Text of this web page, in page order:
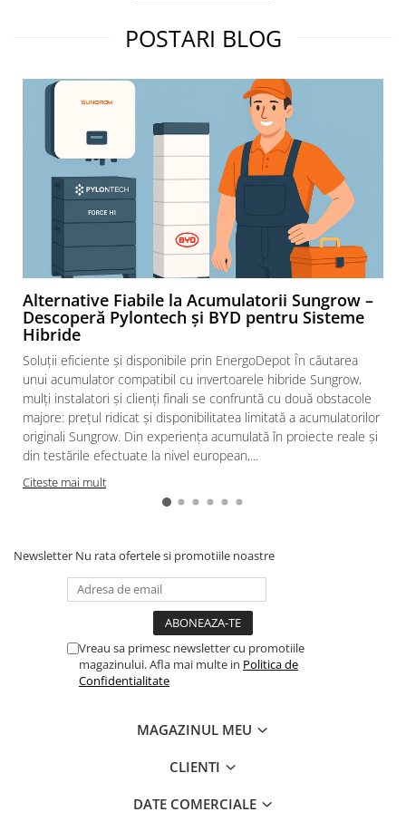
POSTARI BLOG
Alternative Fiabile la Acumulatorii Sungrow –
Descoperă Pylontech și BYD pentru Sisteme
Hibride
Soluții eficiente și disponibile prin EnergoDepot În căutarea
unui acumulator compatibil cu invertoarele hibride Sungrow,
mulți instalatori și clienți finali se confruntă cu două obstacole
majore: prețul ridicat și disponibilitatea limitată a acumulatorilor
originali Sungrow. Din experiența acumulată în proiecte reale și
din testările efectuate la nivel european,...
Citeste mai mult
Newsletter Nu rata ofertele si promotiile noastre
Vreau sa primesc newsletter cu promotiile
magazinului. Afla mai multe in Politica de
Confidentialitate
MAGAZINUL MEU
CLIENTI
DATE COMERCIALE